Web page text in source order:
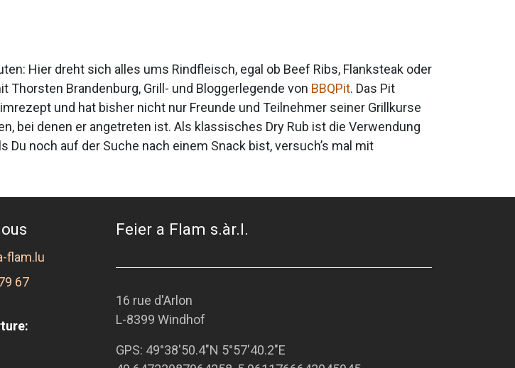
Hier dreht sich alles ums Rindfleisch, egal ob Beef Ribs, Flanksteak oder
Brandenburg, Grill- und Bloggerlegende von BBQPit. Das Pit
und hat bisher nicht nur Freunde und Teilnehmer seiner Grillkurse
bei denen er angetreten ist. Als klassisches Dry Rub ist die Verwendung
noch auf der Suche nach einem Snack bist, versuch’s mal mit
flam.lu
67
Feier a Flam s.àr.l.
16 rue d'Arlon
L-8399 Windhof
GPS: 49°38'50.4"N 5°57'40.2"E